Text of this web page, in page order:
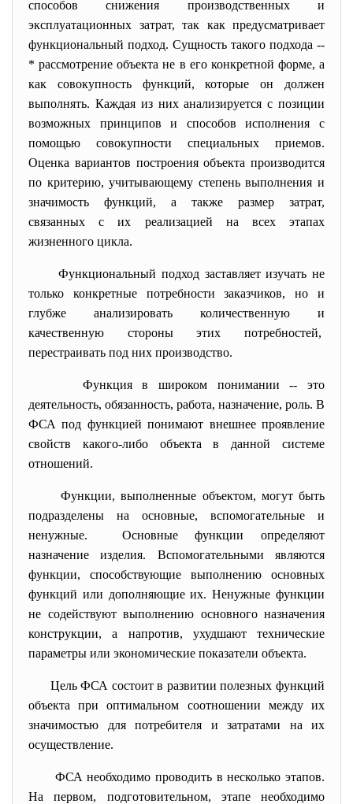
способов снижения производственных и
эксплуатационных затрат, так как предусматривает
функциональный подход. Сущность такого подхода --
* рассмотрение объекта не в его конкретной форме, а
как совокупность функций, которые он должен
выполнять. Каждая из них анализируется с позиции
возможных принципов и способов исполнения с
помощью совокупности специальных приемов.
Оценка вариантов построения объекта производится
по критерию, учитывающему степень выполнения и
значимость функций, а также размер затрат,
связанных с их реализацией на всех этапах
жизненного цикла.
Функциональный подход заставляет изучать не
только конкретные потребности заказчиков, но и
глубже анализировать количественную и
качественную стороны этих потребностей,
перестраивать под них производство.
Функция в широком понимании -- это
деятельность, обязанность, работа, назначение, роль. В
ФСА под функцией понимают внешнее проявление
свойств какого-либо объекта в данной системе
отношений.
Функции, выполненные объектом, могут быть
подразделены на основные, вспомогательные и
ненужные. Основные функции определяют
назначение изделия. Вспомогательными являются
функции, способствующие выполнению основных
функций или дополняющие их. Ненужные функции
не содействуют выполнению основного назначения
конструкции, а напротив, ухудшают технические
параметры или экономические показатели объекта.
Цель ФСА состоит в развитии полезных функций
объекта при оптимальном соотношении между их
значимостью для потребителя и затратами на их
осуществление.
ФСА необходимо проводить в несколько этапов.
На первом, подготовительном, этапе необходимо